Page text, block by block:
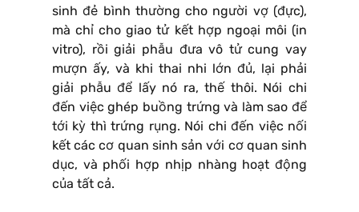
sinh đẻ bình thường cho người vợ (đực),
mà chỉ cho giao tử kết hợp ngoại môi (in
vitro), rồi giải phẫu đưa vô tử cung vay
mượn ấy, và khi thai nhi lớn đủ, lại phải
giải phẫu để lấy nó ra, thế thôi. Nói chi
đến việc ghép buồng trứng và làm sao để
tới kỳ thì trứng rụng. Nói chi đến việc nối
kết các cơ quan sinh sản với cơ quan sinh
dục, và phối hợp nhịp nhàng hoạt động
của tất cả.